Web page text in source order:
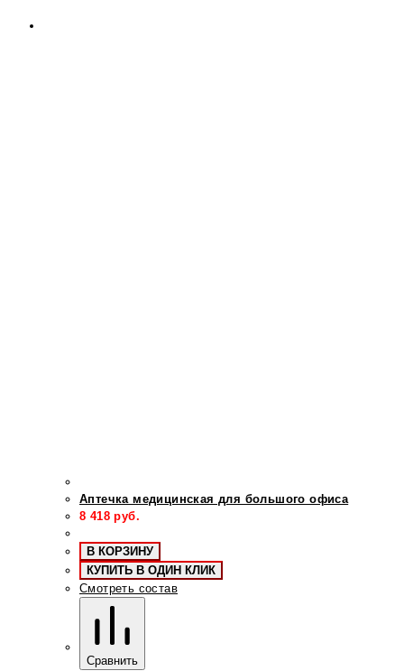
Аптечка медицинская для большого офиса
8 418 руб.
В КОРЗИНУ
КУПИТЬ В ОДИН КЛИК
Смотреть состав
Сравнить